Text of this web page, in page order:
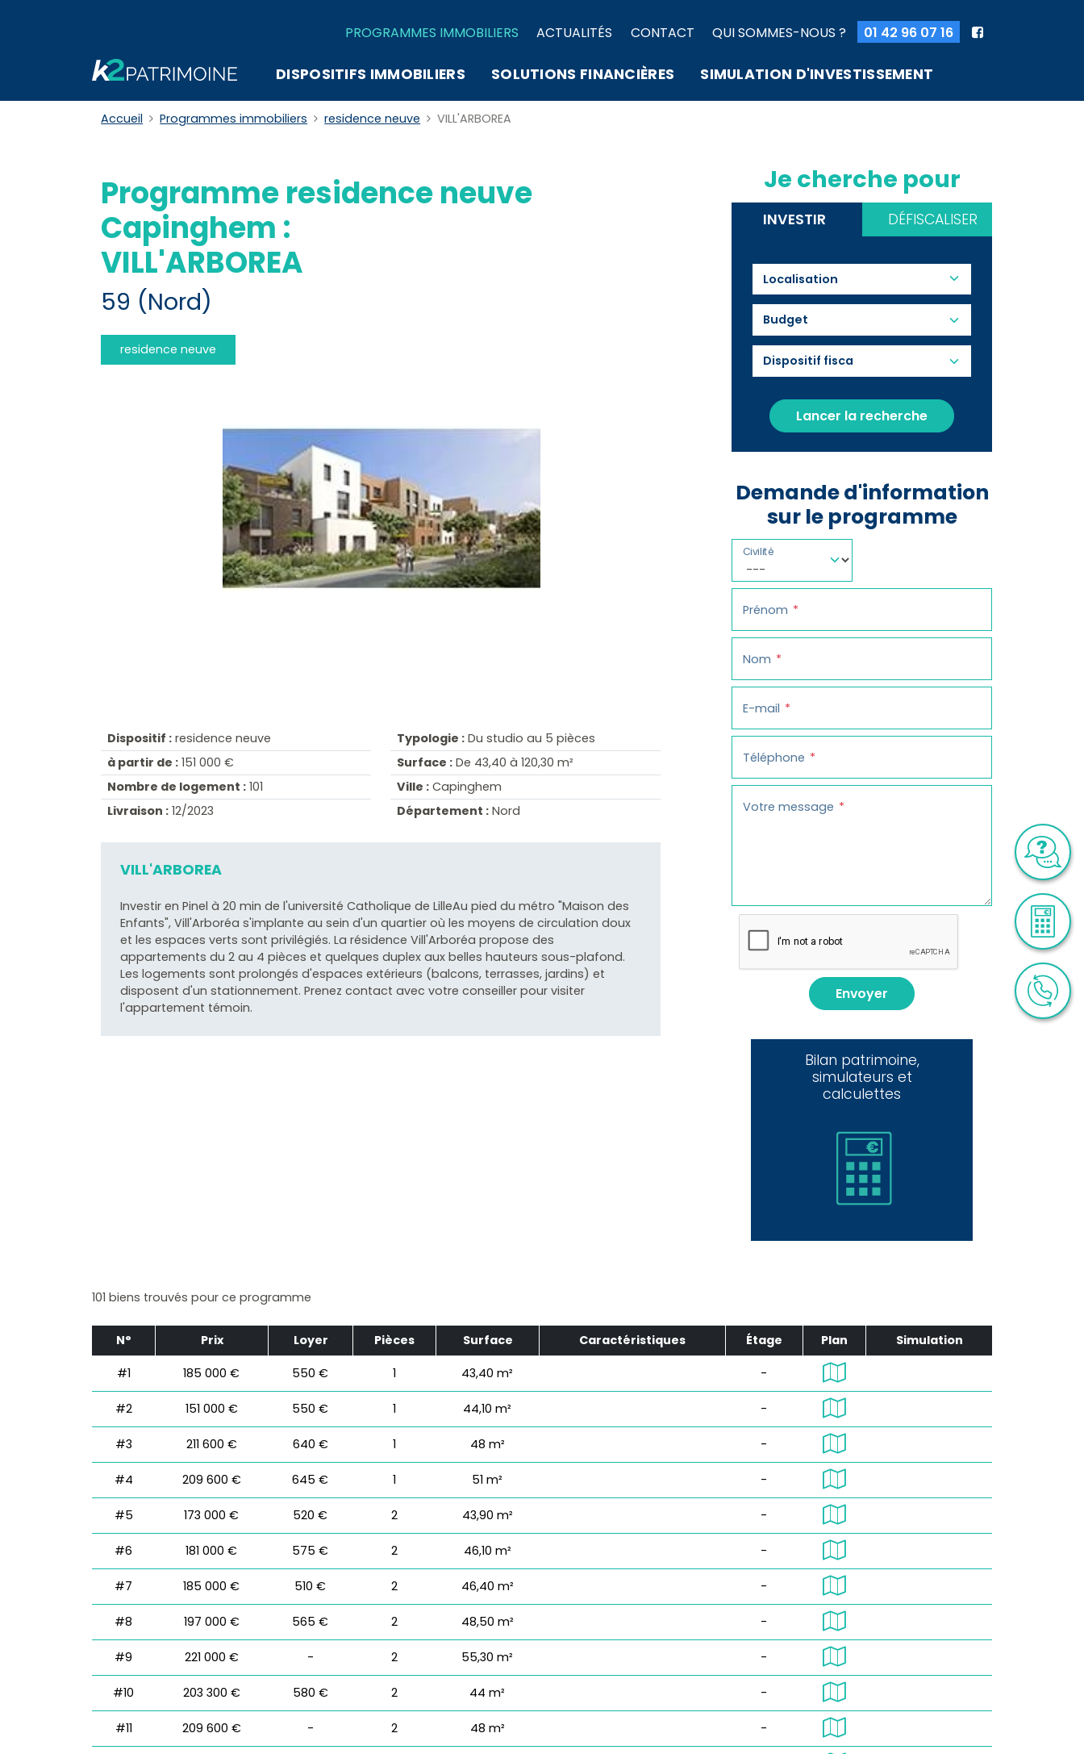
PROGRAMMES IMMOBILIERS ACTUALITÉS CONTACT QUI SOMMES-NOUS ? 01 42 96 07 16
DISPOSITIFS IMMOBILIERS SOLUTIONS FINANCIÈRES SIMULATION D'INVESTISSEMENT
Accueil Programmes immobiliers residence neuve VILL'ARBOREA
Programme residence neuve
Capinghem :
VILL'ARBOREA
59 (Nord)
residence neuve
Dispositif : residence neuve
à partir de : 151 000 €
Nombre de logement : 101
Livraison : 12/2023
Typologie : Du studio au 5 pièces
Surface : De 43,40 à 120,30 m²
Ville : Capinghem
Département : Nord
VILL'ARBOREA
Investir en Pinel à 20 min de l'université Catholique de LilleAu pied du métro "Maison des
Enfants", Vill'Arboréa s'implante au sein d'un quartier où les moyens de circulation doux
et les espaces verts sont privilégiés. La résidence Vill'Arboréa propose des
appartements du 2 au 4 pièces et quelques duplex aux belles hauteurs sous-plafond.
Les logements sont prolongés d'espaces extérieurs (balcons, terrasses, jardins) et
disposent d'un stationnement. Prenez contact avec votre conseiller pour visiter
l'appartement témoin.
Je cherche pour
INVESTIR DÉFISCALISER
Budget
Lancer la recherche
Demande d'information
sur le programme
Civilité
Prénom
Nom
E-mail
Téléphone
Votre message
Envoyer
Bilan patrimoine,
simulateurs et
calculettes
101 biens trouvés pour ce programme
N° Prix Loyer Pièces Surface Caractéristiques Étage Plan Simulation
#1 185 000 € 550 € 1 43,40 m² -
#2 151 000 € 550 € 1 44,10 m² -
#3 211 600 € 640 € 1 48 m² -
#4 209 600 € 645 € 1 51 m² -
#5 173 000 € 520 € 2 43,90 m² -
#6 181 000 € 575 € 2 46,10 m² -
#7 185 000 € 510 € 2 46,40 m² -
#8 197 000 € 565 € 2 48,50 m² -
#9 221 000 € - 2 55,30 m² -
#10 203 300 € 580 € 2 44 m² -
#11 209 600 € - 2 48 m² -